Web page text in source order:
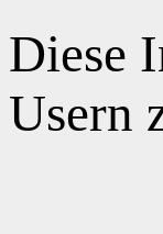
Diese
Usern